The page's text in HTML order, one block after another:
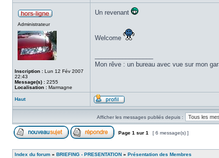
Administrateur
Inscription : Lun 12 Fév 2007
22:43
Message(s) : 2255
Localisation : Marmagne
Un revenant
Welcome
Mon rêve : un bureau avec vue sur mon
Haut
Afficher les messages publiés depuis :
Page 1 sur 1 [ 6 message(s) ]
Index du forum » BRIEFING - PRESENTATION » Présentation des Membres